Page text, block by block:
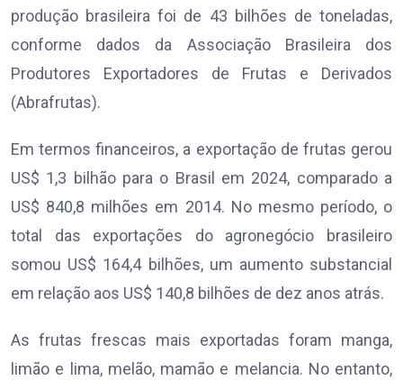
produção brasileira foi de 43 bilhões de toneladas,
conforme dados da Associação Brasileira dos
Produtores Exportadores de Frutas e Derivados
(Abrafrutas).
Em termos financeiros, a exportação de frutas gerou
US$ 1,3 bilhão para o Brasil em 2024, comparado a
US$ 840,8 milhões em 2014. No mesmo período, o
total das exportações do agronegócio brasileiro
somou US$ 164,4 bilhões, um aumento substancial
em relação aos US$ 140,8 bilhões de dez anos atrás.
As frutas frescas mais exportadas foram manga,
limão e lima, melão, mamão e melancia. No entanto,